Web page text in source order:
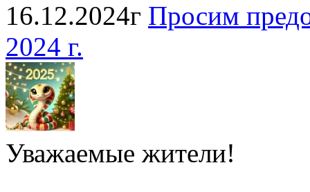
16.12.2024г Просим
2024 г.
Уважаемые жители!